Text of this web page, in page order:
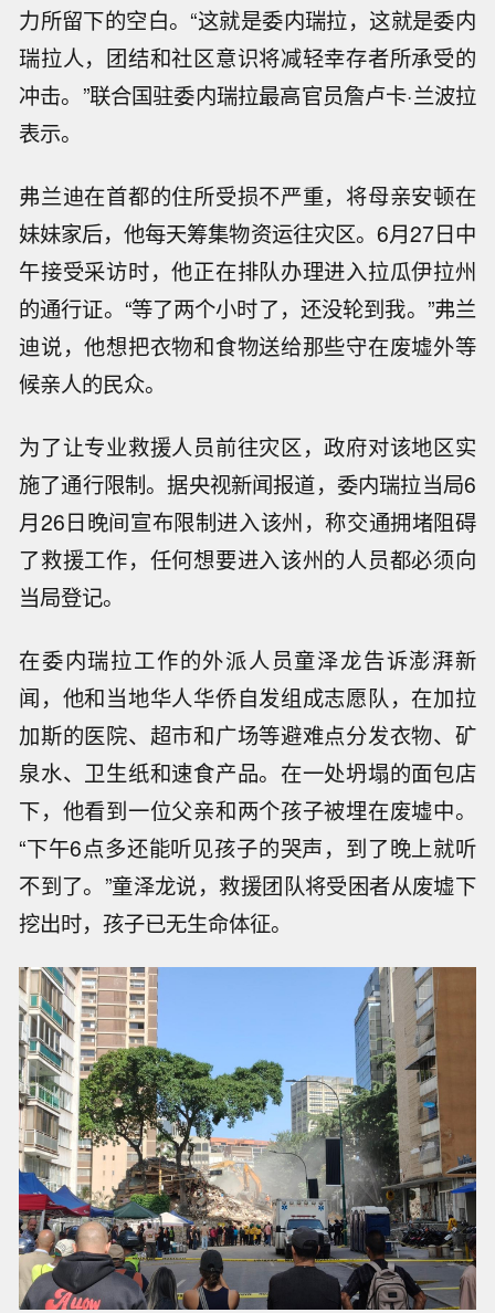
力所留下的空白。“这就是委内瑞拉，这就是委内
瑞拉人，团结和社区意识将减轻幸存者所承受的
冲击。”联合国驻委内瑞拉最高官员詹卢卡·兰波拉
表示。
弗兰迪在首都的住所受损不严重，将母亲安顿在
妹妹家后，他每天筹集物资运往灾区。6月27日中
午接受采访时，他正在排队办理进入拉瓜伊拉州
的通行证。“等了两个小时了，还没轮到我。”弗兰
迪说，他想把衣物和食物送给那些守在废墟外等
候亲人的民众。
为了让专业救援人员前往灾区，政府对该地区实
施了通行限制。据央视新闻报道，委内瑞拉当局6
月26日晚间宣布限制进入该州，称交通拥堵阻碍
了救援工作，任何想要进入该州的人员都必须向
当局登记。
在委内瑞拉工作的外派人员童泽龙告诉澎湃新
闻，他和当地华人华侨自发组成志愿队，在加拉
加斯的医院、超市和广场等避难点分发衣物、矿
泉水、卫生纸和速食产品。在一处坍塌的面包店
下，他看到一位父亲和两个孩子被埋在废墟中。
“下午6点多还能听见孩子的哭声，到了晚上就听
不到了。”童泽龙说，救援团队将受困者从废墟下
挖出时，孩子已无生命体征。